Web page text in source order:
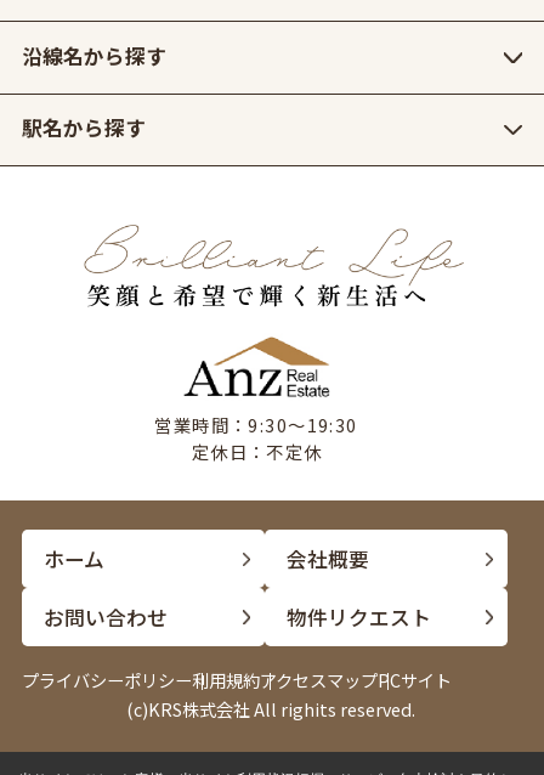
沿線名から探す
駅名から探す
営業時間：9:30〜19:30
定休日：不定休
ホーム
会社概要
お問い合わせ
物件リクエスト
プライバシーポリシー利用規約アクセスマップPCサイト
(c)KRS株式会社 All righits reserved.